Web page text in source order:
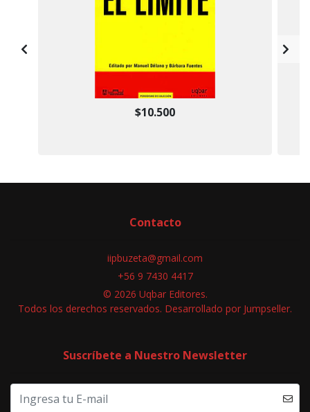
$10.500
Contacto
iipbuzeta@gmail.com
+56 9 7430 4417
© 2026 Uqbar Editores.
Todos los derechos reservados. Desarrollado por Jumpseller.
Suscríbete a Nuestro Newsletter